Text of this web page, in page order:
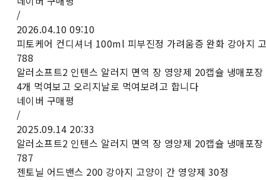
/
2026.04.10 09:10
피토케어 컨디셔너 100ml 피부진정 가려움증 완화 강아지
788
알러소프트2 인텐스 알러지 면역 장 영양제 20캡슐 냉매포장
4개 먹여보고 오리지날로 먹여보려고 합니다
네이버 구매평
/
2025.09.14 20:33
알러소프트2 인텐스 알러지 면역 장 영양제 20캡슐 냉매포장
787
젠토닐 어드밴스 200 강아지 고양이 간 영양제 30정